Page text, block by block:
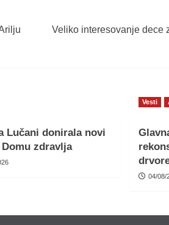
Veliko interesovanje dece
Lučani donirala novi
zdravlja
Vesti
04/08/